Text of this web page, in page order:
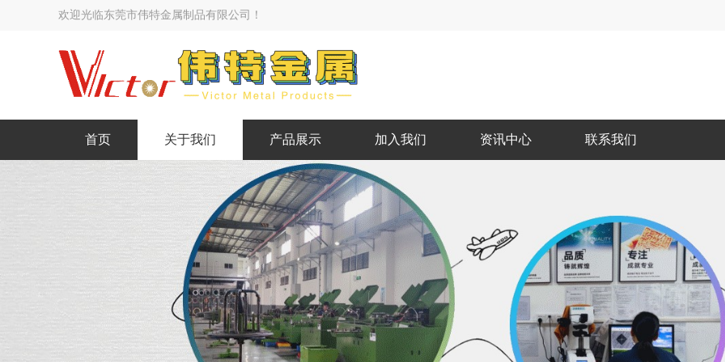
欢迎光临东莞市伟特金属制品有限公司！
首页 关于我们 产品展示 加入我们 资讯中心 联系我们